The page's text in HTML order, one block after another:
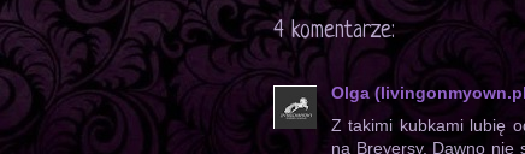
4 komentarze:
Olga
Z takimi kubkami lubię
na Breyersy. Dawno nie